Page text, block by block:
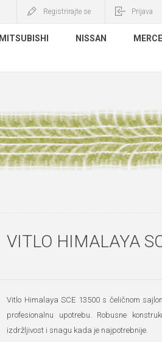
Registrirajte se Prijava
MITSUBISHI NISSAN
VITLO HIMALAYA
Vitlo Himalaya SCE 13500 s čeličnom
profesionalnu upotrebu. Robusne
izdržljivost i snagu kada je najpotrebnije.